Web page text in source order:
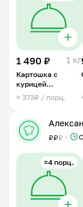
1 490 ₽ 1 кг
Картошка с
курицей
тушенная
≈ 373₽ / порц.
₽₽₽
≈4 порц.